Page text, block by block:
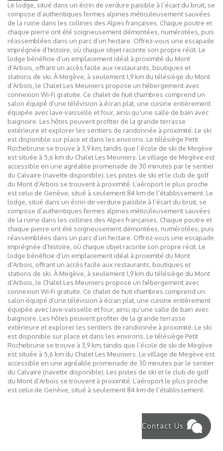
Le lodge, situé dans un écrin de verdure paisible à l’écart du bruit, se
compose d’authentiques fermes alpines méticuleusement sauvées
de la ruine dans les collines des Alpes françaises. Chaque poutre et
chaque pierre ont été soigneusement démontées, numérotées, puis
réassemblées dans un parc d’un hectare. Offrez-vous une escapade
imprégnée d’histoire, où chaque objet raconte son propre récit. Le
lodge bénéficie d’un emplacement idéal à proximité du Mont
d’Arbois, offrant un accès facile aux restaurants, boutiques et
stations de ski. À Megève, à seulement 1,9 km du télésiège du Mont
d’Arbois, le Chalet Les Meuniers propose un hébergement avec
connexion Wi-Fi gratuite. Ce chalet de huit chambres comprend un
salon équipé d’une télévision à écran plat, une cuisine entièrement
équipée avec lave-vaisselle et four, ainsi qu’une salle de bain avec
baignoire. Les hôtes peuvent profiter de la grande terrasse
extérieure et explorer les sentiers de randonnée à proximité. Le ski
est disponible sur place et dans les environs. Le télésiège Petit
Rochebrune se trouve à 3,9 km, tandis que l’école de ski de Megève
est située à 5,6 km du Chalet Les Meuniers. Le village de Megève est
accessible en une agréable promenade de 30 minutes par le sentier
du Calvaire (navette disponible). Les pistes de ski et le club de golf
du Mont d’Arbois se trouvent à proximité. L’aéroport le plus proche
est celui de Genève, situé à seulement 84 km de l’établissement. Le
lodge, situé dans un écrin de verdure paisible à l’écart du bruit, se
compose d’authentiques fermes alpines méticuleusement sauvées
de la ruine dans les collines des Alpes françaises. Chaque poutre et
chaque pierre ont été soigneusement démontées, numérotées, puis
réassemblées dans un parc d’un hectare. Offrez-vous une escapade
imprégnée d’histoire, où chaque objet raconte son propre récit. Le
lodge bénéficie d’un emplacement idéal à proximité du Mont
d’Arbois, offrant un accès facile aux restaurants, boutiques et
stations de ski. À Megève, à seulement 1,9 km du télésiège du Mont
d’Arbois, le Chalet Les Meuniers propose un hébergement avec
connexion Wi-Fi gratuite. Ce chalet de huit chambres comprend un
salon équipé d’une télévision à écran plat, une cuisine entièrement
équipée avec lave-vaisselle et four, ainsi qu’une salle de bain avec
baignoire. Les hôtes peuvent profiter de la grande terrasse
extérieure et explorer les sentiers de randonnée à proximité. Le ski
est disponible sur place et dans les environs. Le télésiège Petit
Rochebrune se trouve à 3,9 km, tandis que l’école de ski de Megève
est située à 5,6 km du Chalet Les Meuniers. Le village de Megève est
accessible en une agréable promenade de 30 minutes par le sentier
du Calvaire (navette disponible). Les pistes de ski et le club de golf
du Mont d’Arbois se trouvent à proximité. L’aéroport le plus proche
est celui de Genève, situé à seulement 84 km de l’établissement.
Contact Us